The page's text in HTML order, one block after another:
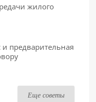
жилого
и предварительная
Еще советы